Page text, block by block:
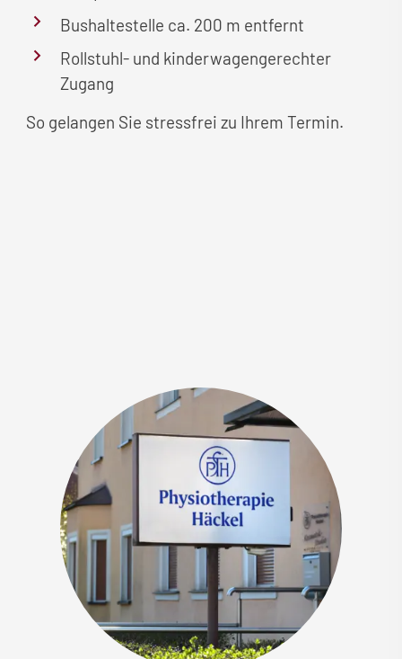
Bushaltestelle ca. 200 m entfernt
Rollstuhl- und kinderwagengerechter
Zugang
So gelangen Sie stressfrei zu Ihrem Termin.